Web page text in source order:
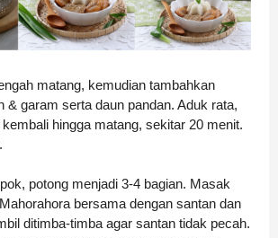
matang, kemudian tambahkan
& garam serta daun pandan. Aduk rata,
hingga matang, sekitar 20 menit.
potong menjadi 3-4 bagian. Masak
bersama dengan santan dan
ditimba-timba agar santan tidak pecah.